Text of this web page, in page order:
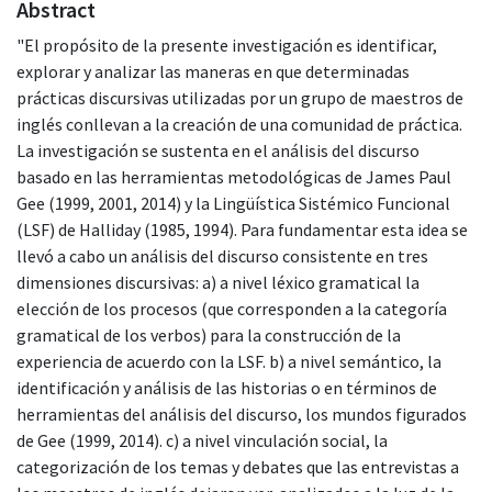
Abstract
"El propósito de la presente investigación es identificar,
explorar y analizar las maneras en que determinadas
prácticas discursivas utilizadas por un grupo de maestros de
inglés conllevan a la creación de una comunidad de práctica.
La investigación se sustenta en el análisis del discurso
basado en las herramientas metodológicas de James Paul
Gee (1999, 2001, 2014) y la Lingüística Sistémico Funcional
(LSF) de Halliday (1985, 1994). Para fundamentar esta idea se
llevó a cabo un análisis del discurso consistente en tres
dimensiones discursivas: a) a nivel léxico gramatical la
elección de los procesos (que corresponden a la categoría
gramatical de los verbos) para la construcción de la
experiencia de acuerdo con la LSF. b) a nivel semántico, la
identificación y análisis de las historias o en términos de
herramientas del análisis del discurso, los mundos figurados
de Gee (1999, 2014). c) a nivel vinculación social, la
categorización de los temas y debates que las entrevistas a